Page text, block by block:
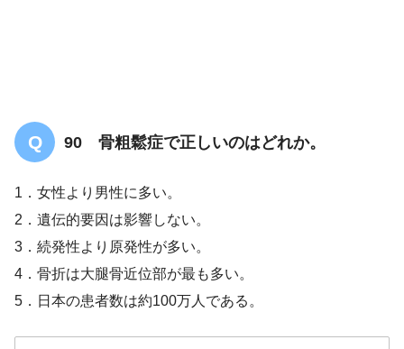
日本脊髄障害医学会による脊髄損傷
全国発生調査の結果
90 骨粗鬆症で正しいのはどれか。
1．女性より男性に多い。
2．遺伝的要因は影響しない。
3．続発性より原発性が多い。
4．骨折は大腿骨近位部が最も多い。
5．日本の患者数は約100万人である。